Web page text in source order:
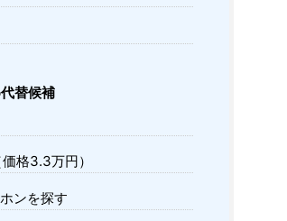
替候補
格3.3万円）
ンを探す